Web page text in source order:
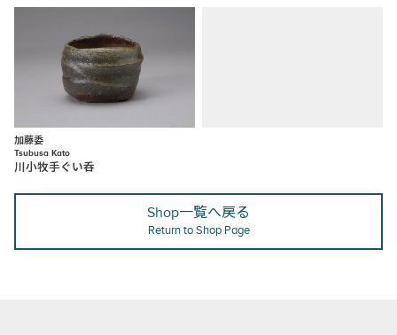
加藤委
Tsubusa Kato
川小牧手ぐい呑
Shop一覧へ戻る
Return to Shop Page